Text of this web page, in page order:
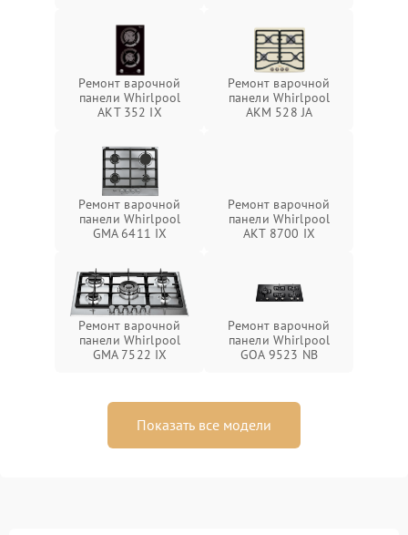
Ремонт варочной
панели Whirlpool
AKT 352 IX
Ремонт варочной
панели Whirlpool
AKM 528 JA
Ремонт варочной
панели Whirlpool
GMA 6411 IX
Ремонт варочной
панели Whirlpool
AKT 8700 IX
Ремонт варочной
панели Whirlpool
GMA 7522 IX
Ремонт варочной
панели Whirlpool
GOA 9523 NB
Показать все модели